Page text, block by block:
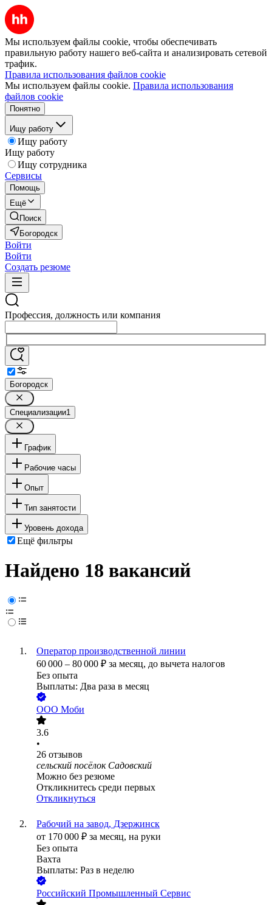
Мы используем файлы cookie, чтобы обеспечивать
правильную работу нашего веб-сайта и анализировать сетевой
трафик.
Правила использования файлов cookie
Мы используем файлы cookie. Правила использования
файлов cookie
Понятно
Ищу работу
Ищу работу
Ищу работу
Ищу сотрудника
Сервисы
Помощь
Ещё
Поиск
Богородск
Войти
Войти
Создать резюме
Профессия, должность или компания
Богородск
Специализации1
График
Рабочие часы
Опыт
Тип занятости
Уровень дохода
Ещё фильтры
Найдено 18 вакансий
Оператор производственной линии
60 000 – 80 000 ₽ за месяц, до вычета налогов
Без опыта
Выплаты: Два раза в месяц
ООО Моби
3.6
•
26 отзывов
сельский посёлок Садовский
Можно без резюме
Откликнитесь среди первых
Откликнуться
Рабочий на завод, Дзержинск
от 170 000 ₽ за месяц, на руки
Без опыта
Вахта
Выплаты: Раз в неделю
Российский Промышленный Сервис